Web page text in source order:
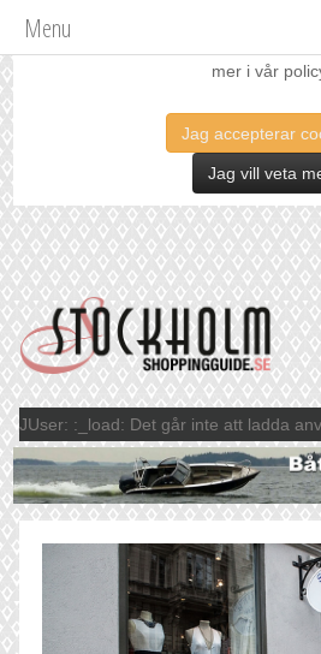
Vi använder oss av cookies för att
mer i vår
Jag accepterar
Jag vill veta
Menu
JUser: :_load: Det går inte att ladda